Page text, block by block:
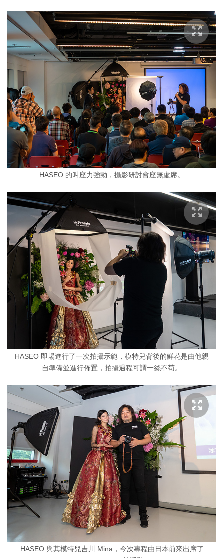
HASEO 的叫座力強勁，攝影研討會座無虛席。
HASEO 即場進行了一次拍攝示範，模特兒背後的鮮花是由他親
自準備並進行佈置，拍攝過程可謂一絲不苟。
HASEO 與其模特兒吉川 Mina，今次專程由日本前來出席了